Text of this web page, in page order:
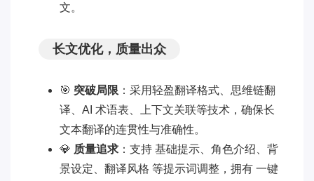
文。
长文优化，质量出众
🎯 突破局限 ：采用轻盈翻译格式、思维链翻
译、AI 术语表、上下文关联等技术，确保长
文本翻译的连贯性与准确性。
💎 质量追求 ：支持 基础提示、角色介绍、背
景设定、翻译风格 等提示词调整，拥有 一键